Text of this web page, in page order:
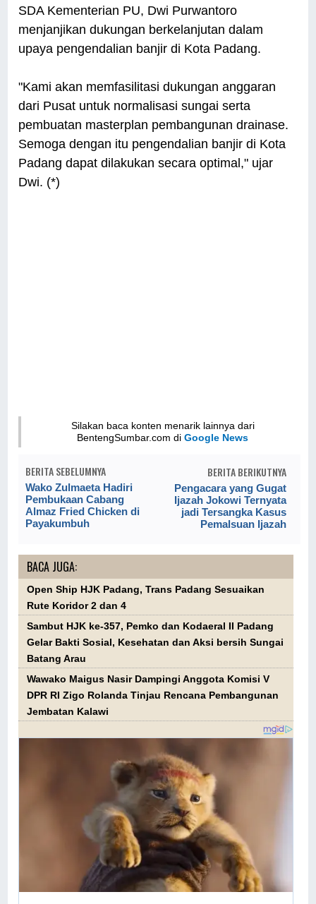
SDA Kementerian PU, Dwi Purwantoro
menjanjikan dukungan berkelanjutan dalam
upaya pengendalian banjir di Kota Padang.
"Kami akan memfasilitasi dukungan anggaran
dari Pusat untuk normalisasi sungai serta
pembuatan masterplan pembangunan drainase.
Semoga dengan itu pengendalian banjir di Kota
Padang dapat dilakukan secara optimal," ujar
Dwi. (*)
Silakan baca konten menarik lainnya dari
BentengSumbar.com diGoogle News
BERITA SEBELUMNYA
Wako Zulmaeta Hadiri
Pembukaan Cabang
Almaz Fried Chicken di
Payakumbuh
BERITA BERIKUTNYA
Pengacara yang Gugat
Ijazah Jokowi Ternyata
jadi Tersangka Kasus
Pemalsuan Ijazah
BACA JUGA:
Open Ship HJK Padang, Trans Padang Sesuaikan
Rute Koridor 2 dan 4
Sambut HJK ke-357, Pemko dan Kodaeral II Padang
Gelar Bakti Sosial, Kesehatan dan Aksi bersih Sungai
Batang Arau
Wawako Maigus Nasir Dampingi Anggota Komisi V
DPR RI Zigo Rolanda Tinjau Rencana Pembangunan
Jembatan Kalawi